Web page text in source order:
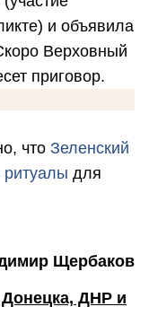
и объявила
Верховный
приговор.
что Зеленский
ритуалы для
Щербаков
Донецка, ДНР и